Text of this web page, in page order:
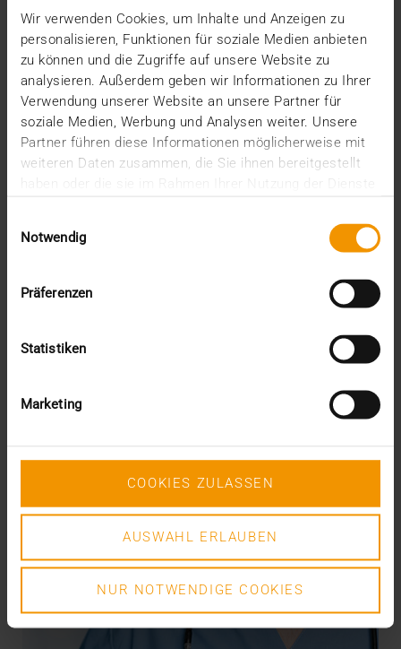
Wir verwenden Cookies, um Inhalte und Anzeigen zu
personalisieren, Funktionen für soziale Medien anbieten
zu können und die Zugriffe auf unsere Website zu
analysieren. Außerdem geben wir Informationen zu Ihrer
Verwendung unserer Website an unsere Partner für
soziale Medien, Werbung und Analysen weiter. Unsere
Partner führen diese Informationen möglicherweise mit
weiteren Daten zusammen, die Sie ihnen bereitgestellt
Notwendig
Präferenzen
Statistiken
Marketing
COOKIES ZULASSEN
AUSWAHL ERLAUBEN
NUR NOTWENDIGE COOKIES
Ce que vous devez attendre de votre
23.03.2018